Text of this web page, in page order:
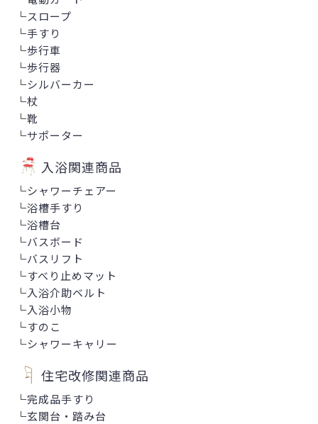
└スロープ
└手すり
└歩行車
└歩行器
└シルバーカー
└杖
└靴
└サポーター
入浴関連商品
└シャワーチェアー
└浴槽手すり
└浴槽台
└バスボード
└バスリフト
└すべり止めマット
└入浴介助ベルト
└入浴小物
└すのこ
└シャワーキャリー
住宅改修関連商品
└完成品手すり
└玄関台・踏み台